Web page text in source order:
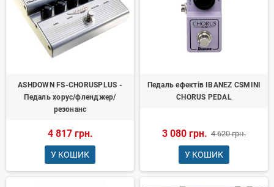
ASHDOWN FS-CHORUSPLUS -
Педаль хорус/фленджер/
резонанс
4 817 грн.
У КОШИК
Педаль ефектів IBANEZ CSMINI
CHORUS PEDAL
3 080 грн. 4 620 грн.
У КОШИК